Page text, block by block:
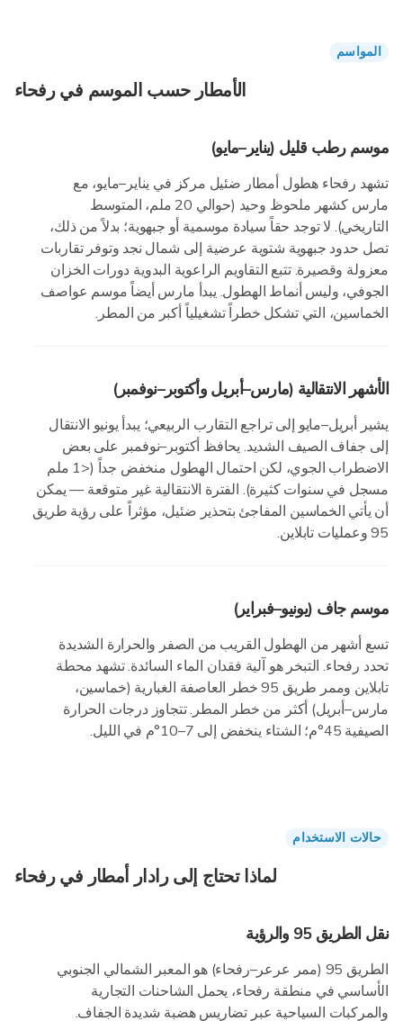
المواسم
الأمطار حسب الموسم في رفحاء
موسم رطب قليل (يناير–مايو)
تشهد رفحاء هطول أمطار ضئيل مركز في يناير–مايو، مع
مارس كشهر ملحوظ وحيد (حوالي 20 ملم، المتوسط
التاريخي). لا توجد حقاً سيادة موسمية أو جبهوية؛ بدلاً من ذلك،
تصل حدود جبهوية شتوية عرضية إلى شمال نجد وتوفر تقاربات
معزولة وقصيرة. تتبع التقاويم الراعوية البدوية دورات الخزان
الجوفي، وليس أنماط الهطول. يبدأ مارس أيضاً موسم عواصف
الخماسين، التي تشكل خطراً تشغيلياً أكبر من المطر.
الأشهر الانتقالية (مارس–أبريل وأكتوبر–نوفمبر)
يشير أبريل–مايو إلى تراجع التقارب الربيعي؛ يبدأ يونيو الانتقال
إلى جفاف الصيف الشديد. يحافظ أكتوبر–نوفمبر على بعض
الاضطراب الجوي، لكن احتمال الهطول منخفض جداً (<1 ملم
مسجل في سنوات كثيرة). الفترة الانتقالية غير متوقعة — يمكن
أن يأتي الخماسين المفاجئ بتحذير ضئيل، مؤثراً على رؤية طريق
95 وعمليات تابلاين.
موسم جاف (يونيو–فبراير)
تسع أشهر من الهطول القريب من الصفر والحرارة الشديدة
تحدد رفحاء. التبخر هو آلية فقدان الماء السائدة. تشهد محطة
تابلاين وممر طريق 95 خطر العاصفة الغبارية (خماسين،
مارس–أبريل) أكثر من خطر المطر. تتجاوز درجات الحرارة
الصيفية 45°م؛ الشتاء ينخفض إلى 7–10°م في الليل.
حالات الاستخدام
لماذا تحتاج إلى رادار أمطار في رفحاء
نقل الطريق 95 والرؤية
الطريق 95 (ممر عرعر–رفحاء) هو المعبر الشمالي الجنوبي
الأساسي في منطقة رفحاء، يحمل الشاحنات التجارية
والمركبات السياحية عبر تضاريس هضبة شديدة الجفاف.